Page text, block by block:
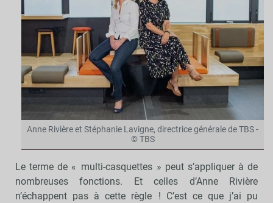
Anne Rivière et Stéphanie Lavigne, directrice générale de TBS -
© TBS
Le terme de « multi-casquettes » peut s’appliquer à de
nombreuses fonctions. Et celles d’Anne Rivière
n’échappent pas à cette règle ! C’est ce que j’ai pu